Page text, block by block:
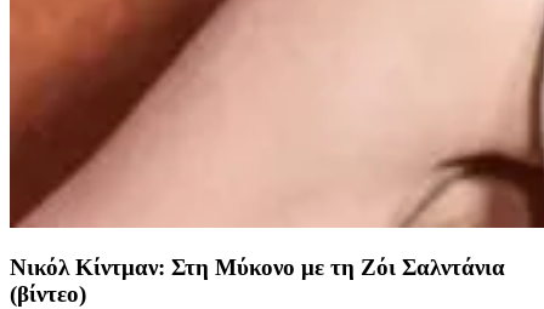
Νικόλ Κίντμαν: Στη Μύκονο με τη Ζόι Σαλντάνια
(βίντεο)